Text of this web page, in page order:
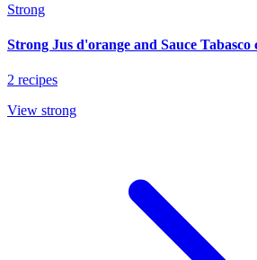
Strong
Strong Jus d'orange and Sauce Tabasco
2 recipes
View strong